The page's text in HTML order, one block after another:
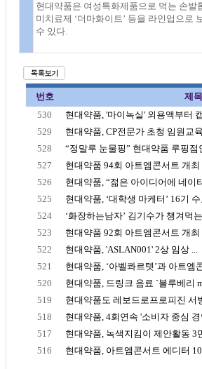
현대약품은 여성특화제품으로 먹는 손발
미치료제 ‘더마화이트’ 등을 라인업으로
수 있다.
번호
제목
530
현대약품, '마이녹실' 외용액부터
529
현대약품, CP전문가 초청 임원교
528
“정말루 눈물핑” 현대약품 루핑점
527
현대약품 94회 아트엠콘서트 개
526
현대약품, “젊은 아이디어에 네이
525
현대약품, ‘대학생 마케터’ 16기
524
‘화장하는남자’ 김기수가 챙겨먹
523
현대약품 92회 아트엠콘서트 개최
522
현대약품, 'ASLAN001' 2상 임상 ...
521
현대약품, ‘아벨콰르텟’과 아트엠
520
현대약품, 드링크 음료 `블루베리
519
현대약품도 레보드로프로피진 서
518
현대약품, 4회연속 '소비자 중심
517
현대약품, 녹색지킴이 제안활동 3
516
현대약품, 아트엠콘서트 에디터